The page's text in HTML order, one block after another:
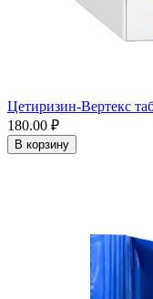
Цетиризин-Вертекс
180.00 ₽
В корзину